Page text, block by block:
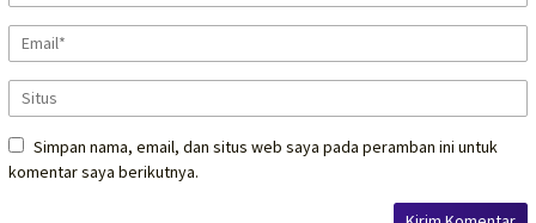
Simpan nama, email, dan situs web saya pada peramban ini untuk
komentar saya berikutnya.